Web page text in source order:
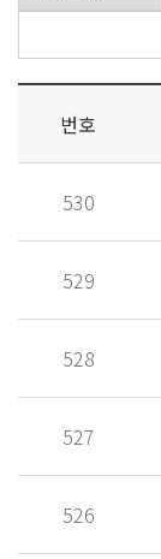
번호
530
529
528
527
526